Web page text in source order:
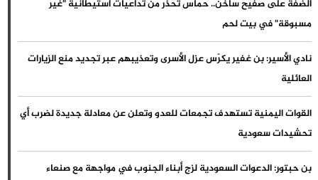
الضفة على صفيح ساخن.. حماس تحذر من تداعيات استيطانية "غير
مسبوقة" في بيت لحم
نادي الأسير: بن غفير يكرّس عزل الأسرى وتعذيبهم عبر تجديد منع الزيارات
العائلية
القوات اليمنية تستهدف تجمعات للعدو وتعلن عن معادلة جديدة لضرب أي
تحشيدات سعودية
بن حبتور: الدعوات السعودية لزج أبناء الجنوب في مواجهة مع صنعاء